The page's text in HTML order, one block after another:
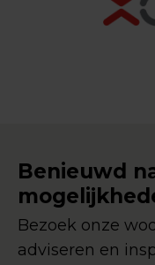
Benieuwd
Bezoek onze
adviseren en